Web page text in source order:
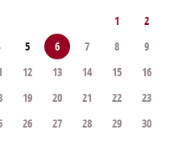
1
2
5 6 7 8
9
12 13 14 15
16
19 20 21 22
23
26 27 28 29
30